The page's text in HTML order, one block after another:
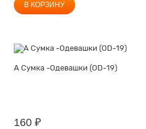
В КОРЗИНУ
А Сумка -Одевашки (OD-19)
160 ₽